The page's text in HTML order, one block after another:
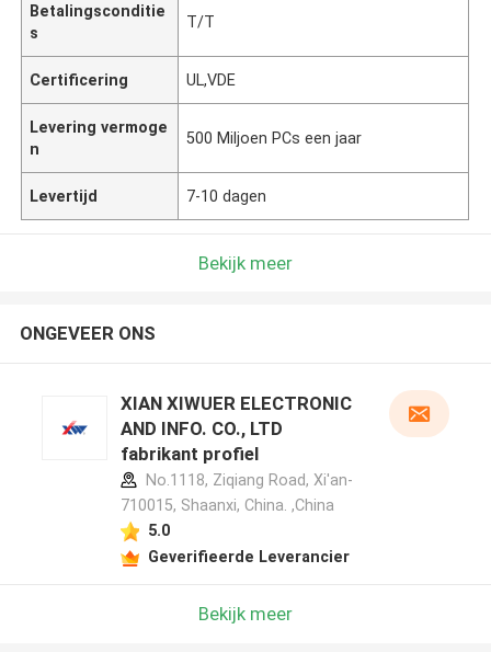
Betalingsconditie
s
T/T
Certificering UL,VDE
Levering vermoge
n
500 Miljoen PCs een jaar
Levertijd 7-10 dagen
Bekijk meer
ONGEVEER ONS
XIAN XIWUER ELECTRONIC
AND INFO. CO., LTD
fabrikant profiel
No.1118, Ziqiang Road, Xi'an-
710015, Shaanxi, China. ,China
5.0
Geverifieerde Leverancier
Bekijk meer